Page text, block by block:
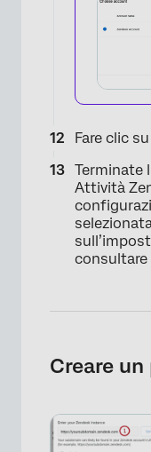
Fare clic su
Terminate
Attività
consultare
Creare